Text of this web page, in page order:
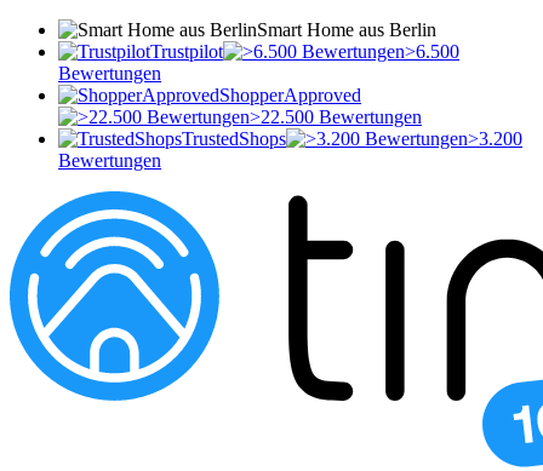
Smart Home aus Berlin
Trustpilot
>6.500
Bewertungen
ShopperApproved
>22.500 Bewertungen
TrustedShops
>3.200
Bewertungen